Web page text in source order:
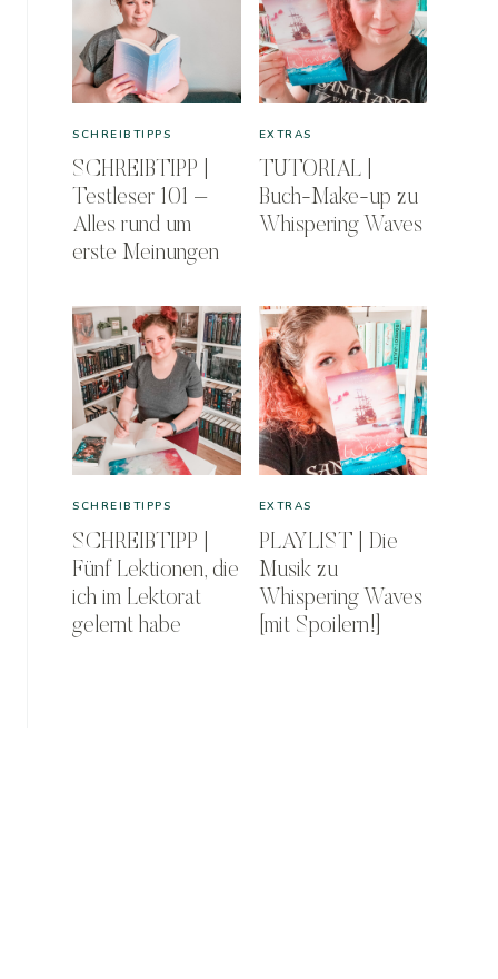
SCHREIBTIPPS
SCHREIBTIPP |
Testleser 101 –
Alles rund um
erste Meinungen
EXTRAS
TUTORIAL |
Buch-Make-up zu
Whispering Waves
SCHREIBTIPPS
SCHREIBTIPP |
Fünf Lektionen, die
ich im Lektorat
gelernt habe
EXTRAS
PLAYLIST | Die
Musik zu
Whispering Waves
[mit Spoilern!]